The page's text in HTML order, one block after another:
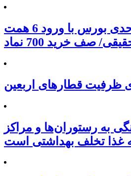
رشد 130 هزار واحدی بورس با ورود 6 همت
صف خرید 700 نماد
به رستوران‌ها و مراکز
غذا تخلف بهداشتی است